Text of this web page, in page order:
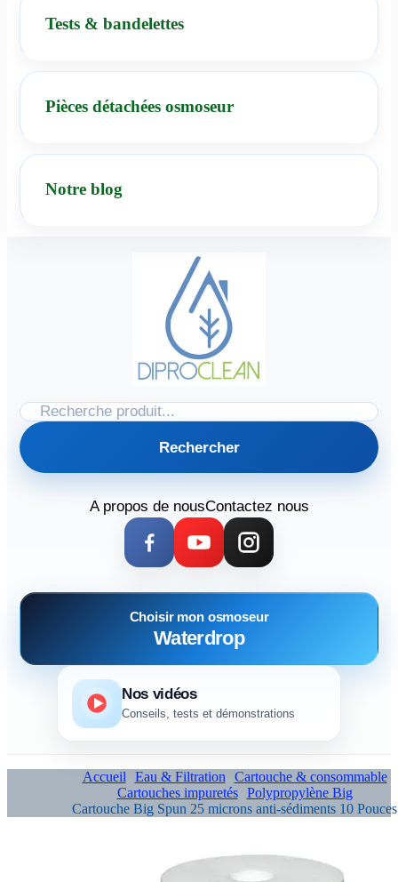
Tests & bandelettes
Pièces détachées osmoseur
Notre blog
Rechercher
A propos de nousContactez nous
Choisir mon osmoseur
Waterdrop
Nos vidéos
Conseils, tests et démonstrations
Accueil Eau & Filtration
Cartouche & consommable
Cartouches impuretés
Polypropylène Big
Cartouche Big Spun 25 microns anti-sédiments 10 Pouces